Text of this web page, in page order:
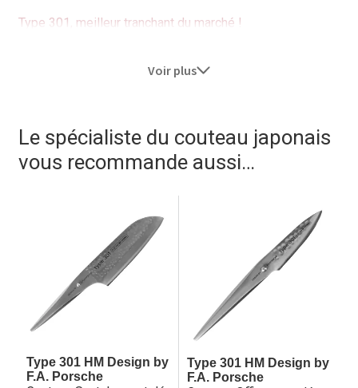
Type 301, meilleur tranchant du marché !
Voir plus
Le spécialiste du couteau japonais
vous recommande aussi…
Type 301 HM Design by
F.A. Porsche
Type 301 HM Design by
F.A. Porsche